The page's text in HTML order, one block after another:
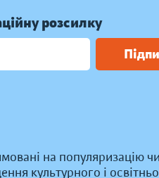
розсилку
на популяризацію
культурного і